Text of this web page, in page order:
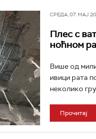
СРЕДА, 07. МАЈ
Плес с
ноћном
Више од
ивици рата
неколико
Прочитај